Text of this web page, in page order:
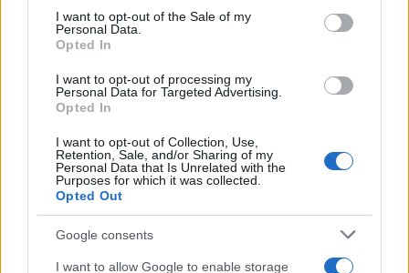
consent section.
I want to opt-out of the Sale of my
Personal Data.
Opted In
I want to opt-out of processing my
Personal Data for Targeted Advertising.
Opted In
I want to opt-out of Collection, Use,
Retention, Sale, and/or Sharing of my
Personal Data that Is Unrelated with the
Purposes for which it was collected.
Opted Out
Google consents
I want to allow Google to enable storage